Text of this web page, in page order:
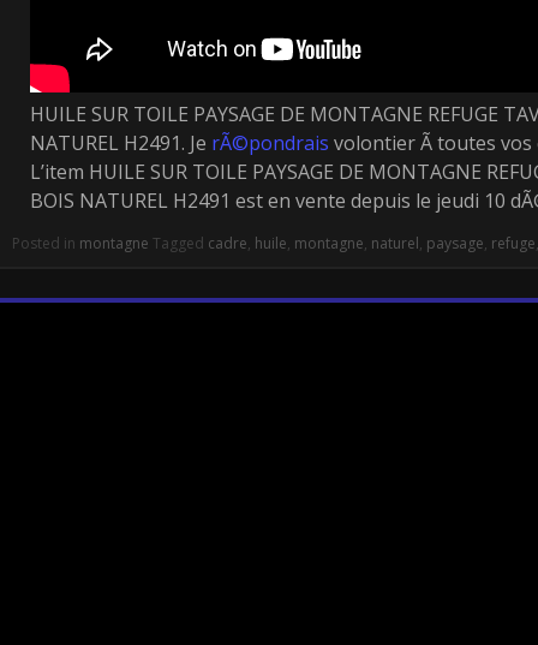
HUILE SUR TOILE PAYSAGE DE MONTAGNE REFUGE
NATUREL H2491. Je rÃ©pondrais volontier Ã toutes vos
L’item HUILE SUR TOILE PAYSAGE DE MONTAGNE
BOIS NATUREL H2491 est en vente depuis le jeudi 10
Posted in montagne Tagged cadre, huile, montagne, naturel, paysage, refuge